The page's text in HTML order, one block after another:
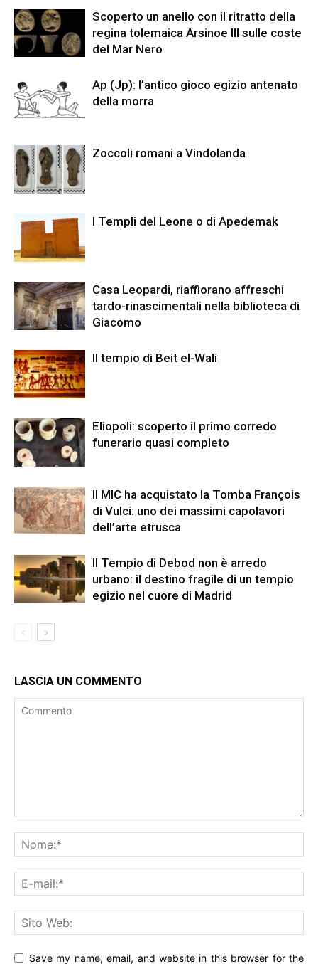
Scoperto un anello con il ritratto della
regina tolemaica Arsinoe III sulle coste
del Mar Nero
Ap (Jp): l’antico gioco egizio antenato
della morra
Zoccoli romani a Vindolanda
I Templi del Leone o di Apedemak
Casa Leopardi, riaffiorano affreschi
tardo-rinascimentali nella biblioteca di
Giacomo
Il tempio di Beit el-Wali
Eliopoli: scoperto il primo corredo
funerario quasi completo
Il MIC ha acquistato la Tomba François
di Vulci: uno dei massimi capolavori
dell’arte etrusca
Il Tempio di Debod non è arredo
urbano: il destino fragile di un tempio
egizio nel cuore di Madrid
LASCIA UN COMMENTO
Save my name, email, and website in this browser for the